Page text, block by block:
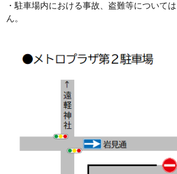
・駐車場内における事故、盗難等について
ん。